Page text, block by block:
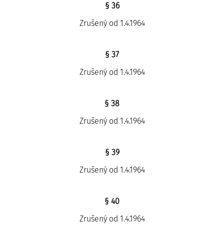
§ 36
Zrušený od 1.4.1964
§ 37
Zrušený od 1.4.1964
§ 38
Zrušený od 1.4.1964
§ 39
Zrušený od 1.4.1964
§ 40
Zrušený od 1.4.1964